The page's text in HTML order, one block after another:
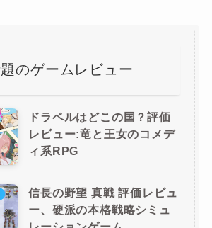
のゲームレビュー
ドラベルはどこの国？評価
レビュー:竜と王女のコメデ
ィ系RPG
信長の野望 真戦 評価レビュ
ー、硬派の本格戦略シミュ